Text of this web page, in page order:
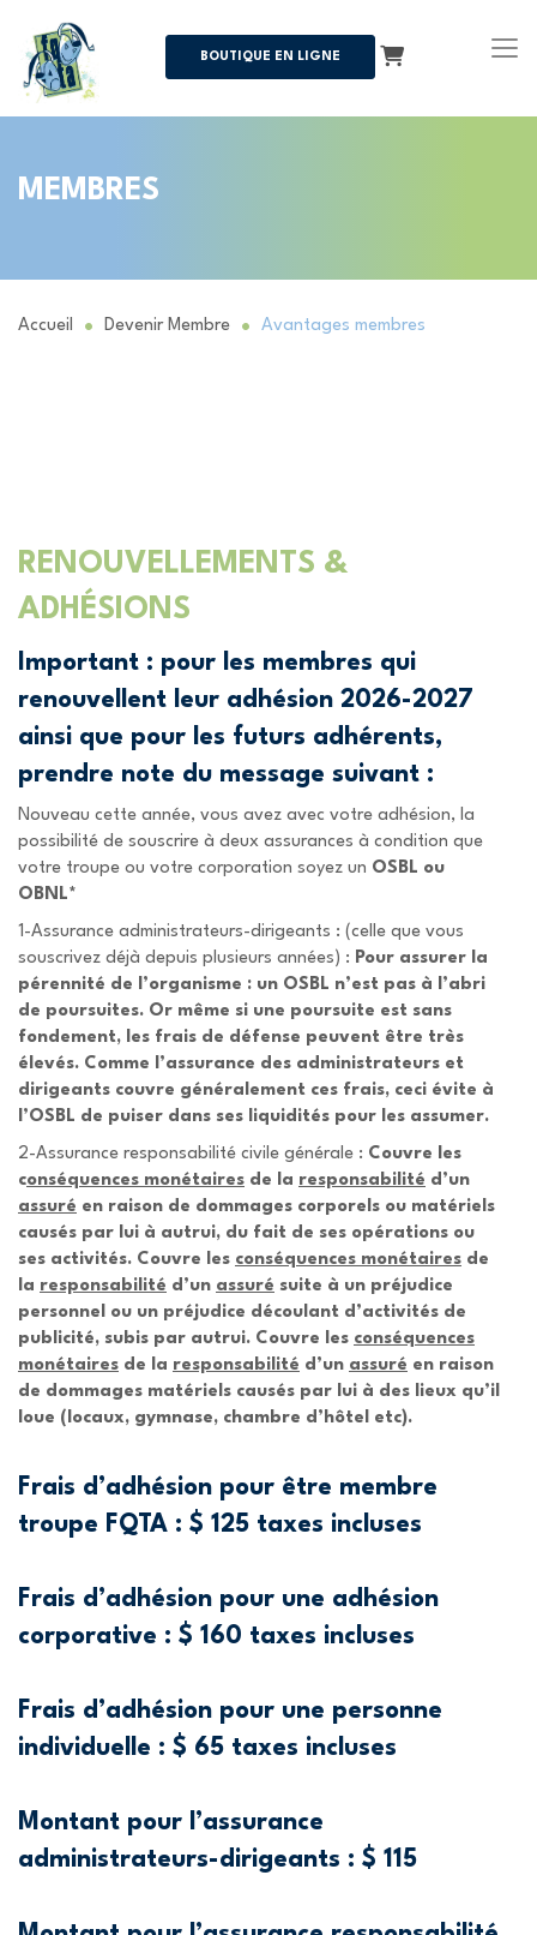
BOUTIQUE EN LIGNE Panier
MEMBRES
Accueil Devenir Membre Avantages membres
RENOUVELLEMENTS &
ADHÉSIONS
Important : pour les membres qui
renouvellent leur adhésion 2026-2027
ainsi que pour les futurs adhérents,
prendre note du message suivant :
Nouveau cette année, vous avez avec votre adhésion, la
possibilité de souscrire à deux assurances à condition que
votre troupe ou votre corporation soyez un OSBL ou
OBNL*
1-Assurance administrateurs-dirigeants : (celle que vous
souscrivez déjà depuis plusieurs années) : Pour assurer la
pérennité de l’organisme : un OSBL n’est pas à l’abri
de poursuites. Or même si une poursuite est sans
fondement, les frais de défense peuvent être très
élevés. Comme l’assurance des administrateurs et
dirigeants couvre généralement ces frais, ceci évite à
l’OSBL de puiser dans ses liquidités pour les assumer.
2-Assurance responsabilité civile générale : Couvre les
conséquences monétaires de la responsabilité d’un
assuré en raison de dommages corporels ou matériels
causés par lui à autrui, du fait de ses opérations ou
ses activités. Couvre les conséquences monétaires de
la responsabilité d’un assuré suite à un préjudice
personnel ou un préjudice découlant d’activités de
publicité, subis par autrui. Couvre les conséquences
monétaires de la responsabilité d’un assuré en raison
de dommages matériels causés par lui à des lieux qu’il
loue (locaux, gymnase, chambre d’hôtel etc).
Frais d’adhésion pour être membre
troupe FQTA : $ 125 taxes incluses
Frais d’adhésion pour une adhésion
corporative : $ 160 taxes incluses
Frais d’adhésion pour une personne
individuelle : $ 65 taxes incluses
Montant pour l’assurance
administrateurs-dirigeants : $ 115